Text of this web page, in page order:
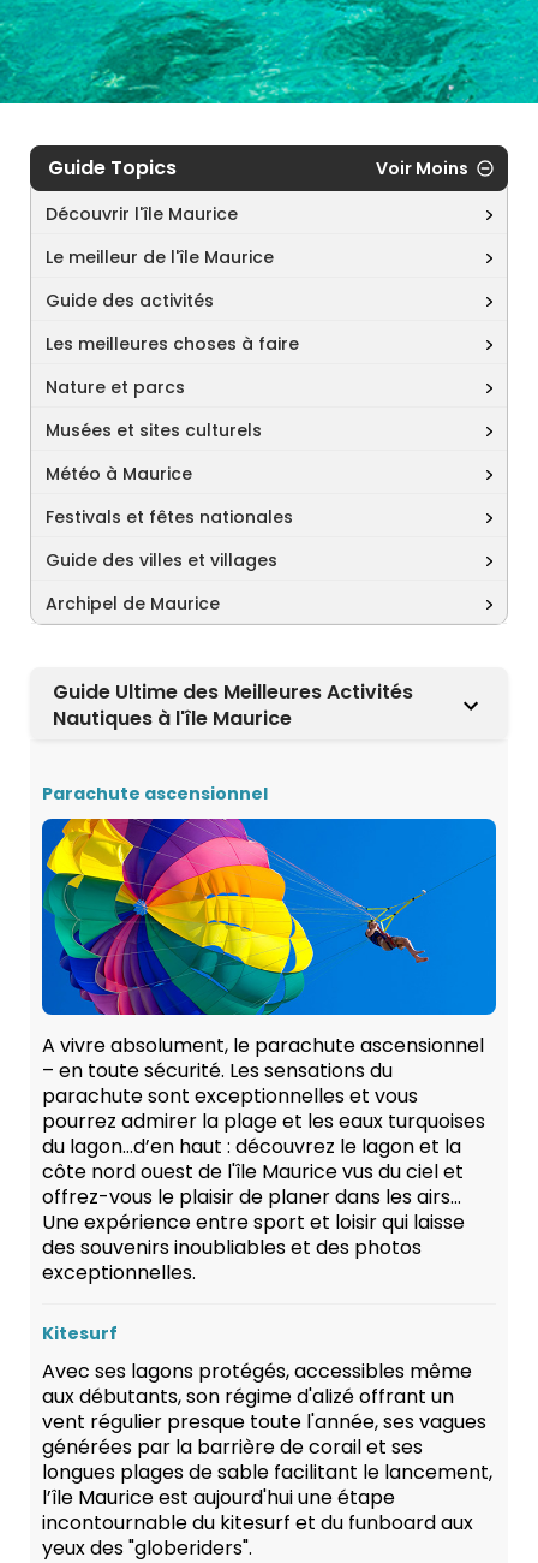
Guide Topics
Voir Moins
Découvrir l'île Maurice
Le meilleur de l'île Maurice
Guide des activités
Les meilleures choses à faire
Nature et parcs
Musées et sites culturels
Météo à Maurice
Festivals et fêtes nationales
Guide des villes et villages
Archipel de Maurice
Guide Ultime des Meilleures Activités
Nautiques à l'île Maurice
Parachute ascensionnel
A vivre absolument, le parachute ascensionnel
– en toute sécurité. Les sensations du
parachute sont exceptionnelles et vous
pourrez admirer la plage et les eaux turquoises
du lagon…d’en haut : découvrez le lagon et la
côte nord ouest de l'île Maurice vus du ciel et
offrez-vous le plaisir de planer dans les airs...
Une expérience entre sport et loisir qui laisse
des souvenirs inoubliables et des photos
exceptionnelles.
Kitesurf
Avec ses lagons protégés, accessibles même
aux débutants, son régime d'alizé offrant un
vent régulier presque toute l'année, ses vagues
générées par la barrière de corail et ses
longues plages de sable facilitant le lancement,
l’île Maurice est aujourd'hui une étape
incontournable du kitesurf et du funboard aux
yeux des "globeriders".